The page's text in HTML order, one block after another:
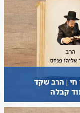
20 | שידור חי | הרב שקד
קבלה